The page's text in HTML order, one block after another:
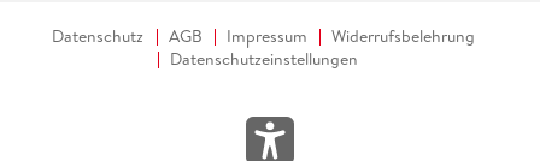
Datenschutz AGB Impressum
Widerrufsbelehrung
Datenschutzeinstellungen